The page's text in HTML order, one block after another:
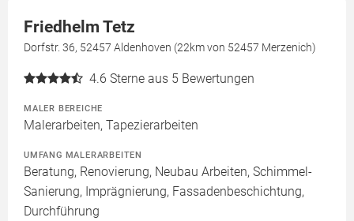
Friedhelm Tetz
Dorfstr. 36, 52457 Aldenhoven (22km von 52457 Merzenich)
4.6 Sterne aus 5 Bewertungen
MALER BEREICHE
Malerarbeiten, Tapezierarbeiten
UMFANG MALERARBEITEN
Beratung, Renovierung, Neubau Arbeiten, Schimmel-
Sanierung, Imprägnierung, Fassadenbeschichtung,
Durchführung